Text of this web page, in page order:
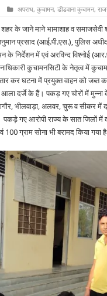
अपराध, कुचामन, डीडवाना कुचामन,
के जाने माने भामाशाह व समाजसेवी
प्रसाद (आई.पी.एस.), पुलिस
के निर्देशन में एवं अरविन्द विश्नोई
कुचामनसिटी के नेतृत्व में कुचामन
कर घटना में प्रयुक्त वाहन को जब्त
आला दर्जे के हैं। पकड़ गए चोरों में
भीलवाड़ा, अलवर, चुरू व सीकर में
गए आरोपी राज्य के सात जिलों में
100 ग्राम सोना भी बरामद किया गया